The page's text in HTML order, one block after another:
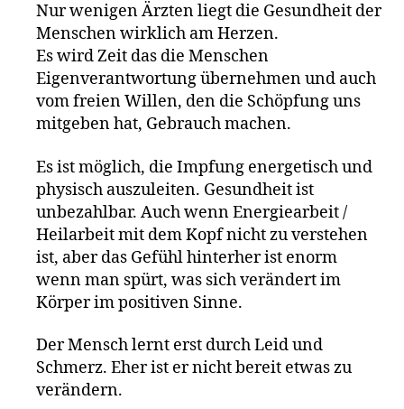
Nur wenigen Ärzten liegt die Gesundheit der
Menschen wirklich am Herzen.
Es wird Zeit das die Menschen
Eigenverantwortung übernehmen und auch
vom freien Willen, den die Schöpfung uns
mitgeben hat, Gebrauch machen.
Es ist möglich, die Impfung energetisch und
physisch auszuleiten. Gesundheit ist
unbezahlbar. Auch wenn Energiearbeit /
Heilarbeit mit dem Kopf nicht zu verstehen
ist, aber das Gefühl hinterher ist enorm
wenn man spürt, was sich verändert im
Körper im positiven Sinne.
Der Mensch lernt erst durch Leid und
Schmerz. Eher ist er nicht bereit etwas zu
verändern.